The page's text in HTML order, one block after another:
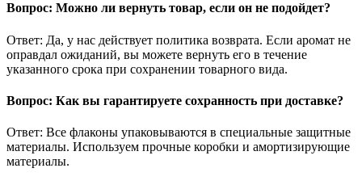
Вопрос: Можно ли вернуть товар, если он не подойдет?
Ответ: Да, у нас действует политика возврата. Если аромат не
оправдал ожиданий, вы можете вернуть его в течение
указанного срока при сохранении товарного вида.
Вопрос: Как вы гарантируете сохранность при доставке?
Ответ: Все флаконы упаковываются в специальные защитные
материалы. Используем прочные коробки и амортизирующие
материалы.